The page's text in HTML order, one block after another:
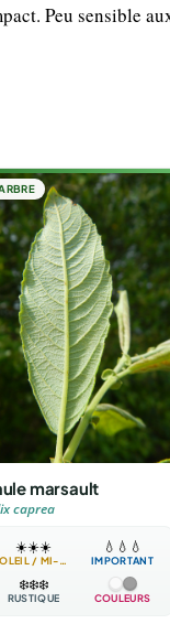
Peu sensible
marsault
caprea
☀️☀️☀️
SOLEIL / MI-OMBRE
💧 💧 💧
IMPORTANT
❄️❄️❄️
RUSTIQUE COULEURS